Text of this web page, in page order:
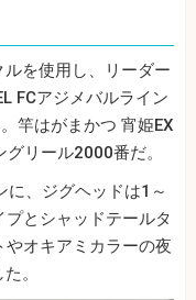
を使用し、リーダー
FCアジメバルライン
竿はがまかつ 宵姫EX
リール2000番だ。
に、ジグヘッドは1～
とシャッドテールタ
オキアミカラーの夜
。